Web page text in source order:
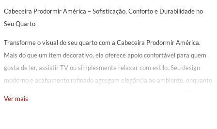
Cabeceira Prodormir América – Sofisticação, Conforto e Durabilidade no
Seu Quarto
Transforme o visual do seu quarto com a Cabeceira Prodormir América.
Mais do que um item decorativo, ela oferece apoio confortável para quem
gosta de ler, assistir TV ou simplesmente relaxar com estilo. Seu design
moderno e acabamento refinado agregam elegância ao ambiente, enquanto
Ver mais